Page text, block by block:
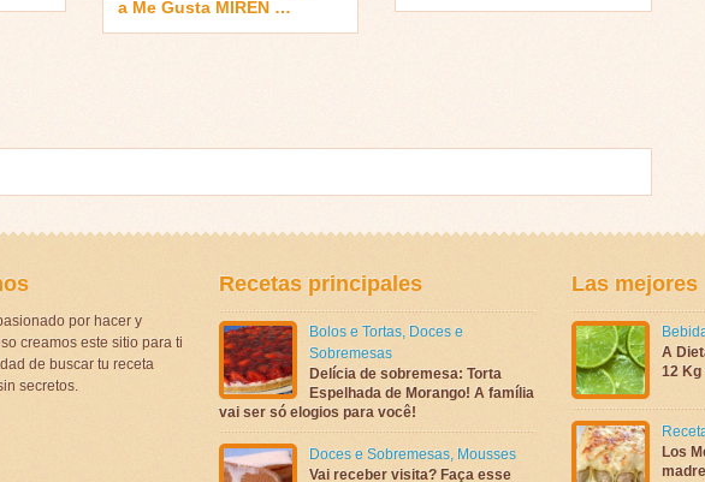
a Me Gusta MIREN …
por hacer y
creamos este sitio para ti
de buscar tu receta
secretos.
Recetas principales
Bolos e Tortas, Doces e
Sobremesas
Delícia de sobremesa: Torta
Espelhada de Morango! A família
vai ser só elogios para você!
Doces e Sobremesas, Mousses
Vai receber visita? Faça esse
Las mejores
A
12 Kg
Los